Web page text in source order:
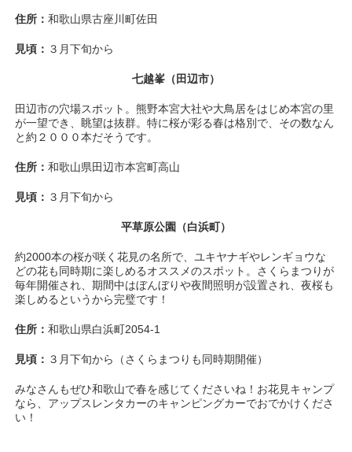
住所：和歌山県古座川町佐田
見頃： ３月下旬から
七越峯（田辺市）
田辺市の穴場スポット。熊野本宮大社や大鳥居をはじめ本宮の里
が一望でき、眺望は抜群。特に桜が彩る春は格別で、その数なん
と約２０００本だそうです。
住所：和歌山県田辺市本宮町高山
見頃： ３月下旬から
平草原公園（白浜町）
約2000本の桜が咲く花見の名所で、ユキヤナギやレンギョウな
どの花も同時期に楽しめるオススメのスポット。さくらまつりが
毎年開催され、期間中はぼんぼりや夜間照明が設置され、夜桜も
楽しめるというから完璧です！
住所：和歌山県白浜町2054-1
見頃： ３月下旬から（さくらまつりも同時期開催）
みなさんもぜひ和歌山で春を感じてくださいね！お花見キャンプ
なら、アップスレンタカーのキャンピングカーでおでかけくださ
い！